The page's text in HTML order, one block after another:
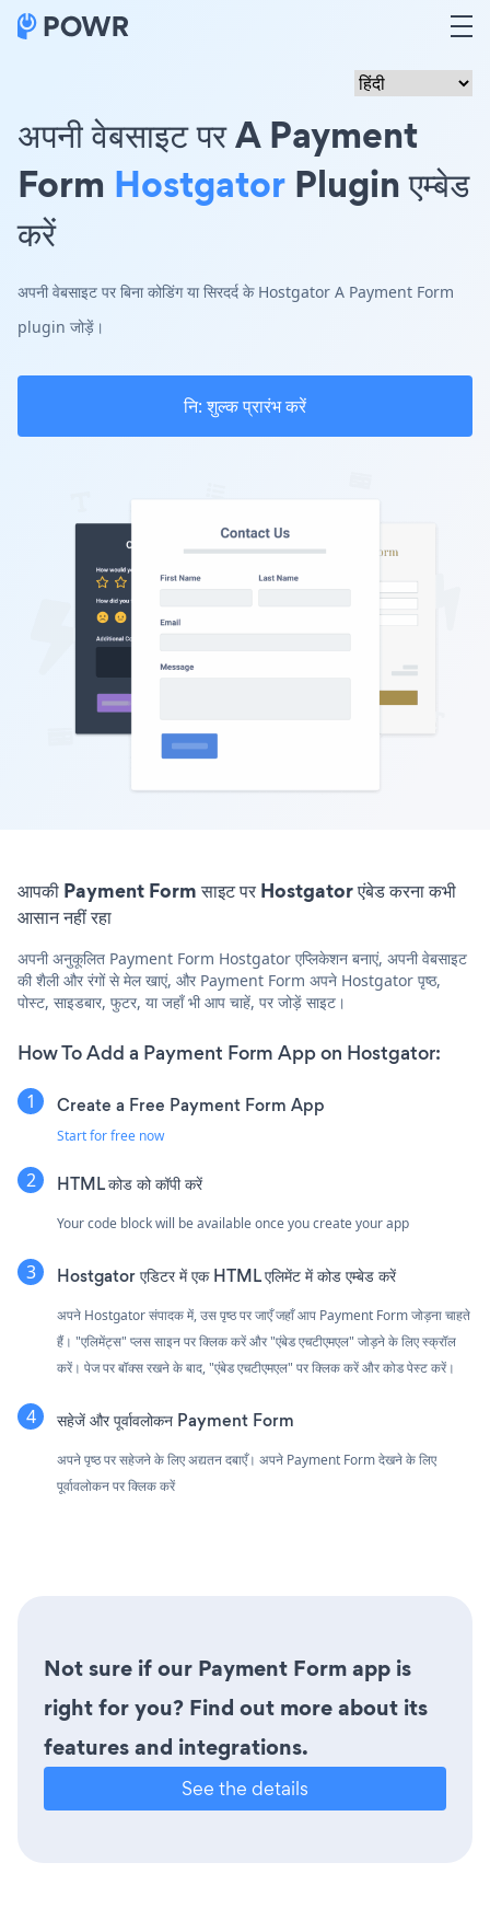
अपनी वेबसाइट पर A Payment
Form Hostgator Plugin एम्बेड
करें
अपनी वेबसाइट पर बिना कोडिंग या सिरदर्द के Hostgator A Payment Form
plugin जोड़ें।
नि: शुल्क प्रारंभ करें
आपकी Payment Form साइट पर Hostgator एंबेड करना कभी
आसान नहीं रहा
अपनी अनुकूलित Payment Form Hostgator एप्लिकेशन बनाएं, अपनी वेबसाइट
की शैली और रंगों से मेल खाएं, और Payment Form अपने Hostgator पृष्ठ,
पोस्ट, साइडबार, फुटर, या जहाँ भी आप चाहें, पर जोड़ें साइट।
How To Add a Payment Form App on Hostgator:
Create a Free Payment Form App
Start for free now
HTML कोड को कॉपी करें
Your code block will be available once you create your app
Hostgator एडिटर में एक HTML एलिमेंट में कोड एम्बेड करें
अपने Hostgator संपादक में, उस पृष्ठ पर जाएँ जहाँ आप Payment Form जोड़ना चाहते
हैं। "एलिमेंट्स" प्लस साइन पर क्लिक करें और "एंबेड एचटीएमएल" जोड़ने के लिए स्क्रॉल
करें। पेज पर बॉक्स रखने के बाद, "एंबेड एचटीएमएल" पर क्लिक करें और कोड पेस्ट करें।
सहेजें और पूर्वावलोकन Payment Form
अपने पृष्ठ पर सहेजने के लिए अद्यतन दबाएँ। अपने Payment Form देखने के लिए
पूर्वावलोकन पर क्लिक करें
Not sure if our Payment Form app is
right for you? Find out more about its
features and integrations.
See the details